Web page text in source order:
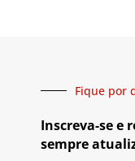
Fique por
Inscreva-se e
sempre